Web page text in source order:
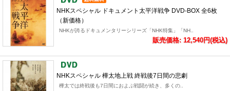
NHKスペシャル ドキュメント太平洋戦争 DVD-BOX 全6枚
（新価格）
NHKが誇るドキュメンタリーシリーズ「NHK特集」「NH..
販売価格: 12,540円(税込)
NHKスペシャル 樺太地上戦 終戦後7日間の悲劇
樺太では終戦後も7日間におよぶ戦闘が続き、多くの..